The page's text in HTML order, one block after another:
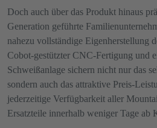
Doch auch über das Produkt hinaus
Generation geführte
nahezu vollständige Eigenherstellung
Cobot-gestützter CNC-Fertigung und
Schweißanlage sichern nicht nur das
sondern auch das attraktive Preis-
jederzeitige Verfügbarkeit aller
Ersatzteile innerhalb weniger Tage ab